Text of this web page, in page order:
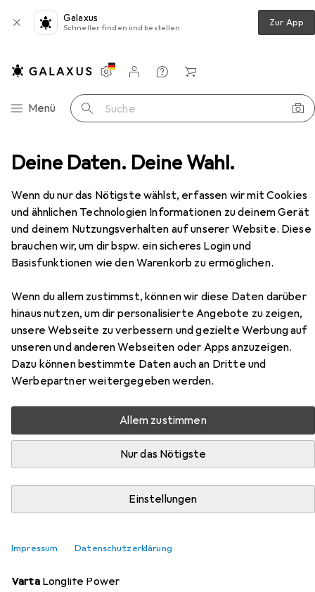
Deine Daten. Deine Wahl.
Wenn du nur das Nötigste wählst, erfassen wir mit Cookies
und ähnlichen Technologien Informationen zu deinem Gerät
und deinem Nutzungsverhalten auf unserer Website. Diese
brauchen wir, um dir bspw. ein sicheres Login und
Basisfunktionen wie den Warenkorb zu ermöglichen.
Wenn du allem zustimmst, können wir diese Daten darüber
hinaus nutzen, um dir personalisierte Angebote zu zeigen,
unsere Webseite zu verbessern und gezielte Werbung auf
unseren und anderen Webseiten oder Apps anzuzeigen.
Dazu können bestimmte Daten auch an Dritte und
Werbepartner weitergegeben werden.
Allem zustimmen
Nur das Nötigste
Einstellungen
Impressum Datenschutzerklärung
Galaxus
Schneller finden und bestellen Zur App
Navigation nach Kategorien
Menü Suche
Einstellungen
Kundenkonto
Vergleichslisten
Merklisten
Warenkorb
Boya Omic-D - Black - Dual-channel wireless mic for iOS
EUR
94,79
Boya Omic-D - Black - Dual-channel
wireless mic for iOS
Zubehör für Boya Omic-D - Black
- Dual-channel wireless mic for
iOS
Hier findest du passendes Zubehör zum Produkt Boya
Kategorie Batterien + Akkus.
Relevanz
Produktliste
Batterien + Akkus
Varta Longlife Power